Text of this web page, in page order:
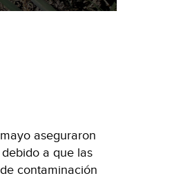
aseguraron
a que las
contaminación